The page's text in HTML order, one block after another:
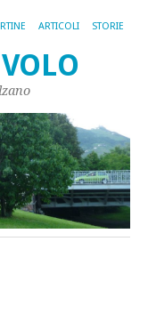
ARTICOLI STORIE